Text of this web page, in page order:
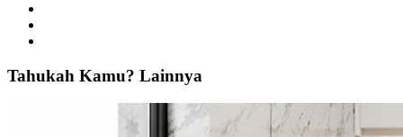
Tahukah Kamu? Lainnya